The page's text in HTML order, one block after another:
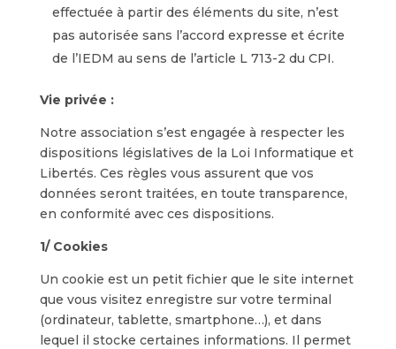
effectuée à partir des éléments du site, n’est
pas autorisée sans l’accord expresse et écrite
de l’IEDM au sens de l’article L 713-2 du CPI.
Vie privée :
Notre association s’est engagée à respecter les
dispositions législatives de la Loi Informatique et
Libertés. Ces règles vous assurent que vos
données seront traitées, en toute transparence,
en conformité avec ces dispositions.
1/ Cookies
Un cookie est un petit fichier que le site internet
que vous visitez enregistre sur votre terminal
(ordinateur, tablette, smartphone…), et dans
lequel il stocke certaines informations. Il permet